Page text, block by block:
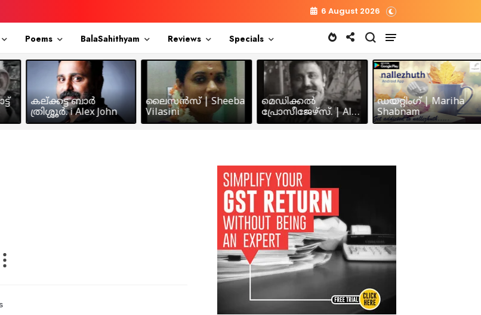
6 August 2026
Poems BalaSahithyam Reviews Specials
കല്ക്കട്ട ബാർ
ത്രിശ്ശൂർ. i Alex John
ലൈസൻസ് | Sheeba
Vilasini
മെഡിക്കൽ
പ്രോസീജേഴ്സ്‌. | Alex
John
ഡയറ്റിംഗ് | Mariha
Shabnam